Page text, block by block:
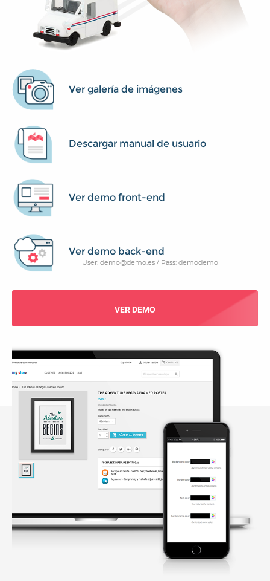
Ver galería de imágenes
Descargar manual de usuario
Ver demo front-end
Ver demo back-end
User: demo@demo.es / Pass: demodemo
VER DEMO